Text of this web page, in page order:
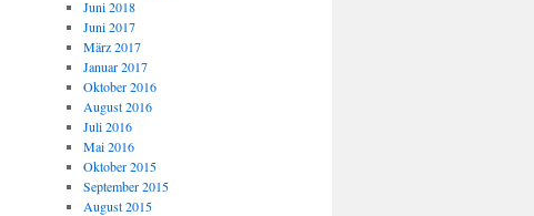
Juni 2018
Juni 2017
März 2017
Januar 2017
Oktober 2016
August 2016
Juli 2016
Mai 2016
Oktober 2015
September 2015
August 2015